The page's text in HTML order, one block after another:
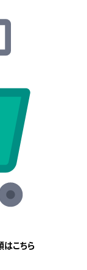
はこちら